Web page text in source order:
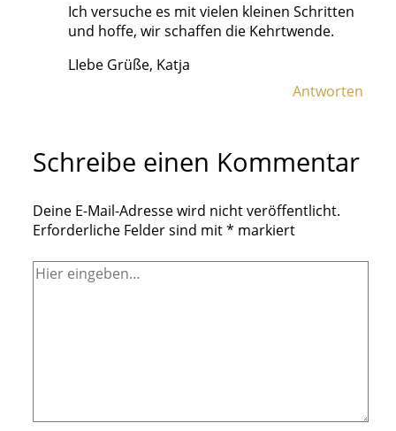
Ich versuche es mit vielen kleinen Schritten
und hoffe, wir schaffen die Kehrtwende.
LIebe Grüße, Katja
Antworten
Schreibe einen Kommentar
Deine E-Mail-Adresse wird nicht veröffentlicht.
Erforderliche Felder sind mit* markiert
Hier